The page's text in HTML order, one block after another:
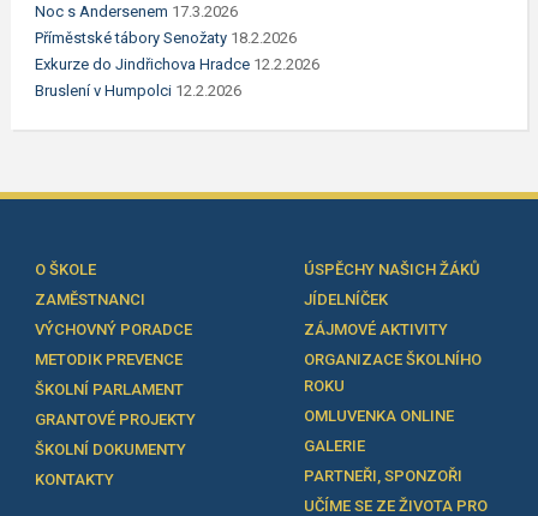
Noc s Andersenem 17.3.2026
Příměstské tábory Senožaty 18.2.2026
Exkurze do Jindřichova Hradce 12.2.2026
Bruslení v Humpolci 12.2.2026
O ŠKOLE
ZAMĚSTNANCI
VÝCHOVNÝ PORADCE
METODIK PREVENCE
ŠKOLNÍ PARLAMENT
GRANTOVÉ PROJEKTY
ŠKOLNÍ DOKUMENTY
KONTAKTY
ÚSPĚCHY NAŠICH ŽÁKŮ
JÍDELNÍČEK
ZÁJMOVÉ AKTIVITY
ORGANIZACE ŠKOLNÍHO
ROKU
OMLUVENKA ONLINE
GALERIE
PARTNEŘI, SPONZOŘI
UČÍME SE ZE ŽIVOTA PRO